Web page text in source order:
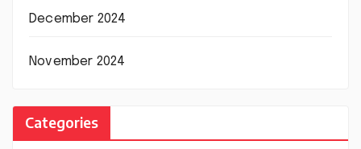
December 2024
November 2024
Categories